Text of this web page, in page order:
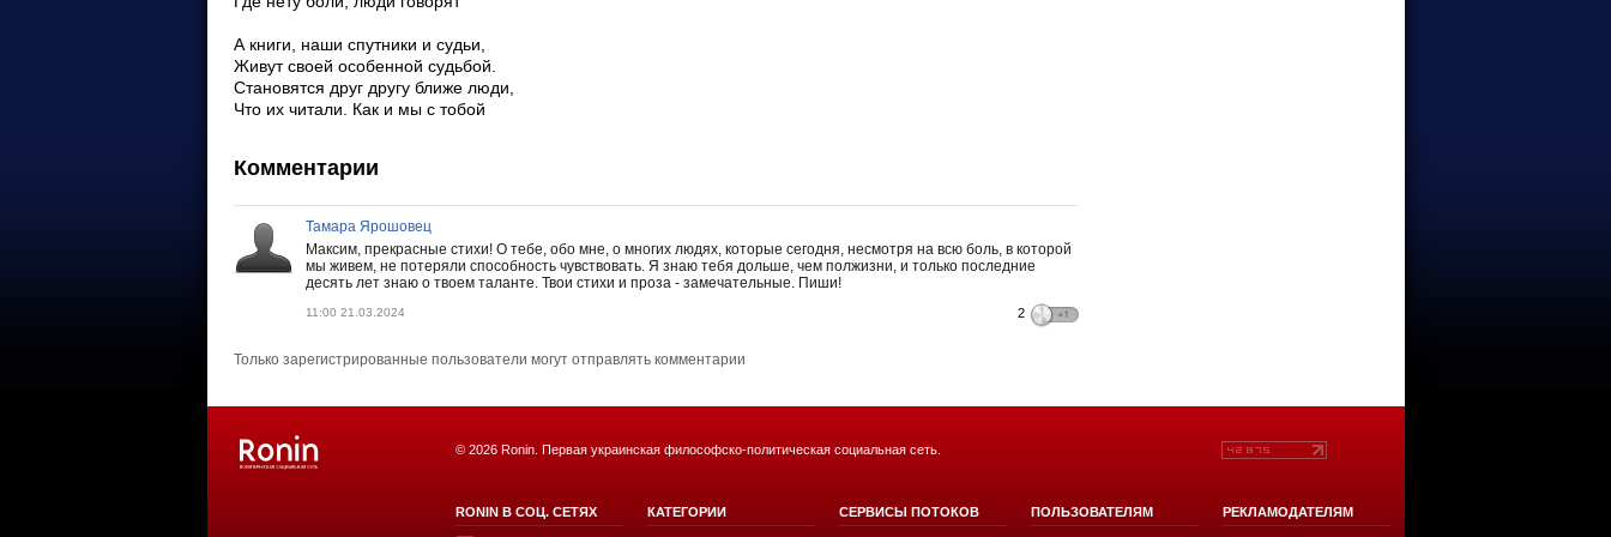
А книги, наши спутники и судьи,
Живут своей особенной судьбой.
Становятся друг другу ближе люди,
Что их читали. Как и мы с тобой
Комментарии
Тамара Ярошовец
Максим, прекрасные стихи! О тебе, обо мне, о многих людях, которые сегодня, несмотря на всю боль, в которой
мы живем, не потеряли способность чувствовать. Я знаю тебя дольше, чем полжизни, и только последние
десять лет знаю о твоем таланте. Твои стихи и проза - замечательные. Пиши!
11:00 21.03.2024 2
Только зарегистрированные пользователи могут отправлять комментарии
© 2026 Ronin. Первая украинская философско-политическая социальная сеть.
RONIN В СОЦ. СЕТЯХ КАТЕГОРИИ СЕРВИСЫ ПОТОКОВ ПОЛЬЗОВАТЕЛЯМ РЕКЛАМОДАТЕЛЯМ